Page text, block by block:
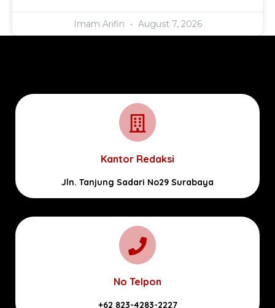
Imam Arifin August 7, 2026
Kantor Redaksi
Jln. Tanjung Sadari No29 Surabaya
No Telpon
+62 823-4283-2227